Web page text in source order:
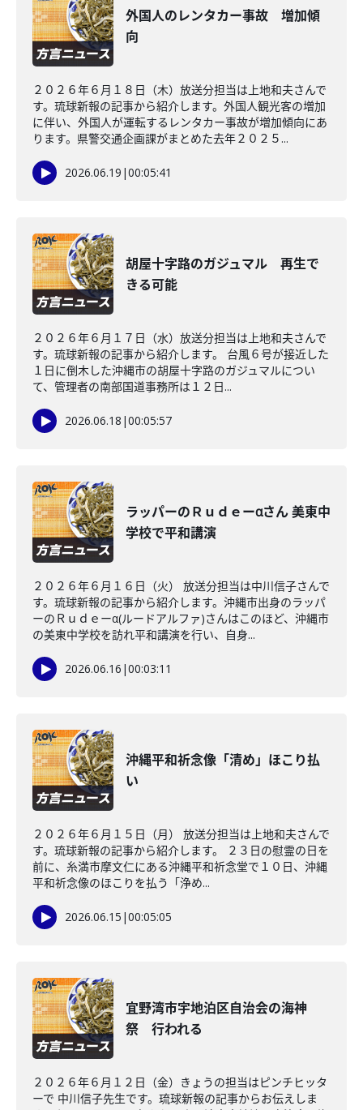
外国人のレンタカー事故 増加傾
向
２０２６年６月１８日（木）放送分担当は上地和夫さんで
す。琉球新報の記事から紹介します。外国人観光客の増加
に伴い、外国人が運転するレンタカー事故が増加傾向にあ
ります。県警交通企画課がまとめた去年２０２５...
2026.06.19 |00:05:41
胡屋十字路のガジュマル 再生で
きる可能
２０２６年６月１７日（水）放送分担当は上地和夫さんで
す。琉球新報の記事から紹介します。 台風６号が接近した
１日に倒木した沖縄市の胡屋十字路のガジュマルについ
て、管理者の南部国道事務所は１２日...
2026.06.18 |00:05:57
ラッパーのＲｕｄｅーαさん 美東中
学校で平和講演
２０２６年６月１６日（火） 放送分担当は中川信子さんで
す。琉球新報の記事から紹介します。沖縄市出身のラッパ
ーのＲｕｄｅーα(ルードアルファ)さんはこのほど、沖縄市
の美東中学校を訪れ平和講演を行い、自身...
2026.06.16 |00:03:11
沖縄平和祈念像「清め」ほこり払
い
２０２６年６月１５日（月） 放送分担当は上地和夫さんで
す。琉球新報の記事から紹介します。 ２３日の慰霊の日を
前に、糸満市摩文仁にある沖縄平和祈念堂で１０日、沖縄
平和祈念像のほこりを払う「浄め...
2026.06.15 |00:05:05
宜野湾市宇地泊区自治会の海神
祭 行われる
２０２６年６月１２日（金）きょうの担当はピンチヒッタ
ーで 中川信子先生です。琉球新報の記事からお伝えしま